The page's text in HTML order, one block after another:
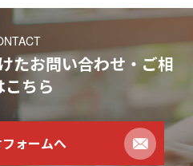
たお問い合わせ・ご相
こちら
ォームへ